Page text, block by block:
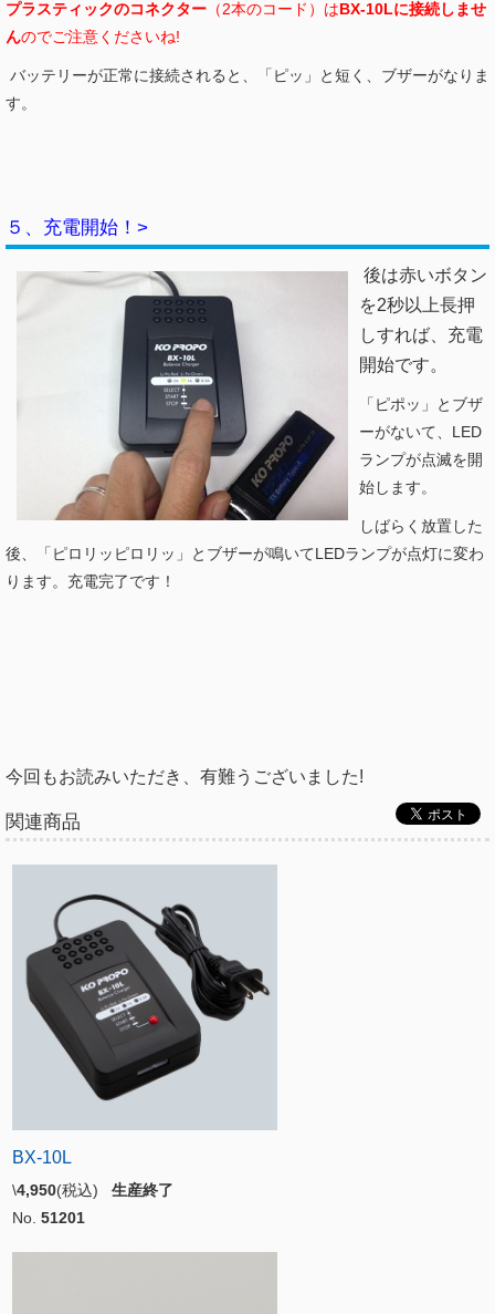
プラスティックのコネクター （2本のコード）はBX-10Lに接続しませ
んのでご注意くださいね!
バッテリーが正常に接続されると、「ピッ」と短く、ブザーがなりま
す。
５、充電開始！>
後は赤いボタン
を2秒以上長押
しすれば、充電
開始です。
「ピポッ」とブザ
ーがないて、LED
ランプが点滅を開
始します。
しばらく放置した
後、「ピロリッピロリッ」とブザーが鳴いてLEDランプが点灯に変わ
ります。充電完了です！
今回もお読みいただき、有難うございました!
関連商品
BX-10L
\4,950(税込) 生産終了
No. 51201